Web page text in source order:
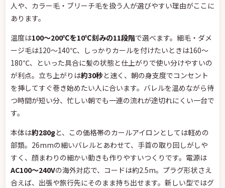
人や、カラー毛・ブリーチ毛を扱う人が選びやすい理由がここに
あります。
温度は100〜200℃を10℃刻みの11段階で選べます。細毛・ダメ
ージ毛は120〜140℃、しっかりカールを付けたいときは160〜
180℃、といった具合に髪の状態と仕上がりで使い分けやすいの
が利点。立ち上がりは約30秒と速く、朝の身支度でコンセント
を挿してすぐ巻き始めたい人に合います。バレルを温めながら待
つ時間が短い分、忙しい朝でも一連の流れが途切れにくい一台で
す。
本体は約280gと、この価格帯のカールアイロンとしては軽めの
部類。26mmの細いバレルとあわせて、手首の取り回しがしや
すく、顔まわりの細かい動きも作りやすいつくりです。電源は
AC100〜240Vの海外対応で、コードは約2.5m。プラグ形状さえ
合えば、出張や旅行先にそのまま持ち出せます。新しい型ではグ